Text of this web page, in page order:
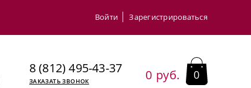
Войти Зарегистрироваться
8 (812) 495-43-37
ЗАКАЗАТЬ ЗВОНОК 0 руб. 0